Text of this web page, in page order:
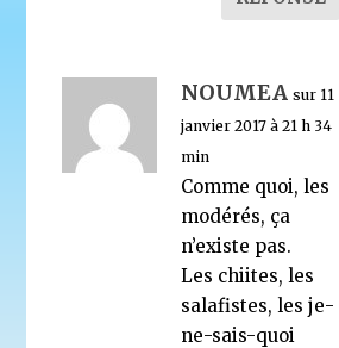
NOUMEA sur 11
janvier 2017 à 21 h 34
min
Comme quoi, les
modérés, ça
n’existe pas.
Les chiites, les
salafistes, les je-
ne-sais-quoi